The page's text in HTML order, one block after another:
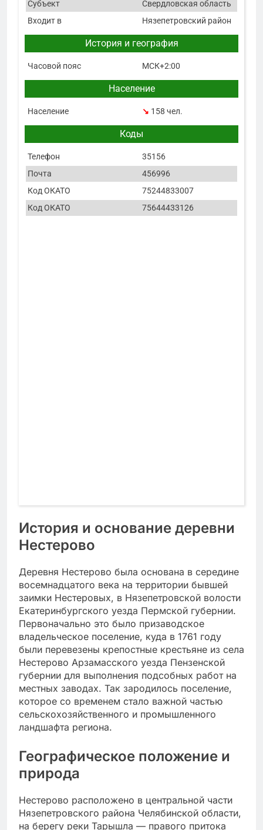
Субъект
Свердловская область
Входит в
Нязепетровский район
История и география
Часовой пояс МСК+2:00
Население
Население ↘ 158 чел.
Коды
Телефон
35156
Почта
456996
Код ОКАТО
75244833007
Код ОКАТО
75644433126
История и основание деревни
Нестерово
Деревня Нестерово была основана в середине
восемнадцатого века на территории бывшей
заимки Нестеровых, в Нязепетровской волости
Екатеринбургского уезда Пермской губернии.
Первоначально это было призаводское
владельческое поселение, куда в 1761 году
были перевезены крепостные крестьяне из села
Нестерово Арзамасского уезда Пензенской
губернии для выполнения подсобных работ на
местных заводах. Так зародилось поселение,
которое со временем стало важной частью
сельскохозяйственного и промышленного
ландшафта региона.
Географическое положение и
природа
Нестерово расположено в центральной части
Нязепетровского района Челябинской области,
на берегу реки Тарышла — правого притока